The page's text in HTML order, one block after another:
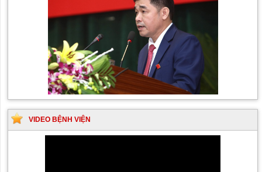
VIDEO BỆNH VIỆN